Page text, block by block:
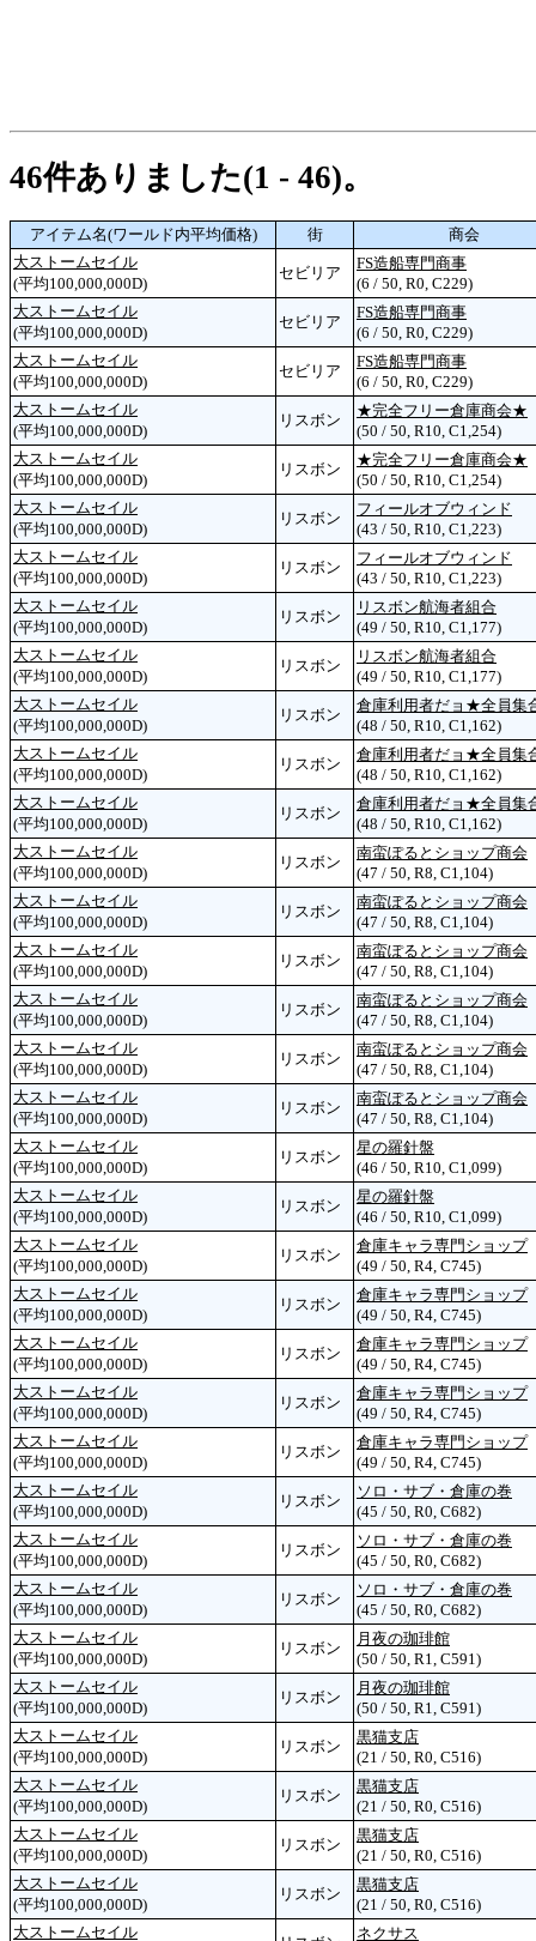
46件ありました(1 - 46)。
アイテム名(ワールド内平均価格) 街
商会
大ストームセイル
(平均100,000,000D)
セビリア
FS造船専門商事
(6 / 50, R0, C229)
大ストームセイル
(平均100,000,000D)
セビリア
FS造船専門商事
(6 / 50, R0, C229)
大ストームセイル
(平均100,000,000D)
セビリア
FS造船専門商事
(6 / 50, R0, C229)
大ストームセイル
(平均100,000,000D)
リスボン
★完全フリー倉庫商会★
(50 / 50, R10, C1,254)
大ストームセイル
(平均100,000,000D)
リスボン
★完全フリー倉庫商会★
(50 / 50, R10, C1,254)
大ストームセイル
(平均100,000,000D)
リスボン
フィールオブウィンド
(43 / 50, R10, C1,223)
大ストームセイル
(平均100,000,000D)
リスボン
フィールオブウィンド
(43 / 50, R10, C1,223)
大ストームセイル
(平均100,000,000D)
リスボン
リスボン航海者組合
(49 / 50, R10, C1,177)
大ストームセイル
(平均100,000,000D)
リスボン
リスボン航海者組合
(49 / 50, R10, C1,177)
大ストームセイル
(平均100,000,000D)
リスボン
倉庫利用者だョ★全員集
(48 / 50, R10, C1,162)
大ストームセイル
(平均100,000,000D)
リスボン
倉庫利用者だョ★全員集
(48 / 50, R10, C1,162)
大ストームセイル
(平均100,000,000D)
リスボン
倉庫利用者だョ★全員集
(48 / 50, R10, C1,162)
大ストームセイル
(平均100,000,000D)
リスボン
南蛮ぽるとショップ商会
(47 / 50, R8, C1,104)
大ストームセイル
(平均100,000,000D)
リスボン
南蛮ぽるとショップ商会
(47 / 50, R8, C1,104)
大ストームセイル
(平均100,000,000D)
リスボン
南蛮ぽるとショップ商会
(47 / 50, R8, C1,104)
大ストームセイル
(平均100,000,000D)
リスボン
南蛮ぽるとショップ商会
(47 / 50, R8, C1,104)
大ストームセイル
(平均100,000,000D)
リスボン
南蛮ぽるとショップ商会
(47 / 50, R8, C1,104)
大ストームセイル
(平均100,000,000D)
リスボン
南蛮ぽるとショップ商会
(47 / 50, R8, C1,104)
大ストームセイル
(平均100,000,000D)
リスボン
星の羅針盤
(46 / 50, R10, C1,099)
大ストームセイル
(平均100,000,000D)
リスボン
星の羅針盤
(46 / 50, R10, C1,099)
大ストームセイル
(平均100,000,000D)
リスボン
倉庫キャラ専門ショップ
(49 / 50, R4, C745)
大ストームセイル
(平均100,000,000D)
リスボン
倉庫キャラ専門ショップ
(49 / 50, R4, C745)
大ストームセイル
(平均100,000,000D)
リスボン
倉庫キャラ専門ショップ
(49 / 50, R4, C745)
大ストームセイル
(平均100,000,000D)
リスボン
倉庫キャラ専門ショップ
(49 / 50, R4, C745)
大ストームセイル
(平均100,000,000D)
リスボン
倉庫キャラ専門ショップ
(49 / 50, R4, C745)
大ストームセイル
(平均100,000,000D)
リスボン
ソロ・サブ・倉庫の巻
(45 / 50, R0, C682)
大ストームセイル
(平均100,000,000D)
リスボン
ソロ・サブ・倉庫の巻
(45 / 50, R0, C682)
大ストームセイル
(平均100,000,000D)
リスボン
ソロ・サブ・倉庫の巻
(45 / 50, R0, C682)
大ストームセイル
(平均100,000,000D)
リスボン
月夜の珈琲館
(50 / 50, R1, C591)
大ストームセイル
(平均100,000,000D)
リスボン
月夜の珈琲館
(50 / 50, R1, C591)
大ストームセイル
(平均100,000,000D)
リスボン
黒猫支店
(21 / 50, R0, C516)
大ストームセイル
(平均100,000,000D)
リスボン
黒猫支店
(21 / 50, R0, C516)
大ストームセイル
(平均100,000,000D)
リスボン
黒猫支店
(21 / 50, R0, C516)
大ストームセイル
(平均100,000,000D)
リスボン
黒猫支店
(21 / 50, R0, C516)
大ストームセイル
ネクサス